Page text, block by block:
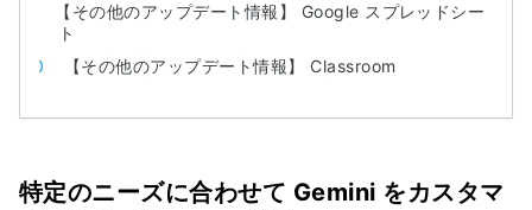
【その他のアップデート情報】 Google スプレッドシー
ト
【その他のアップデート情報】 Classroom
特定のニーズに合わせて Gemini をカスタマ